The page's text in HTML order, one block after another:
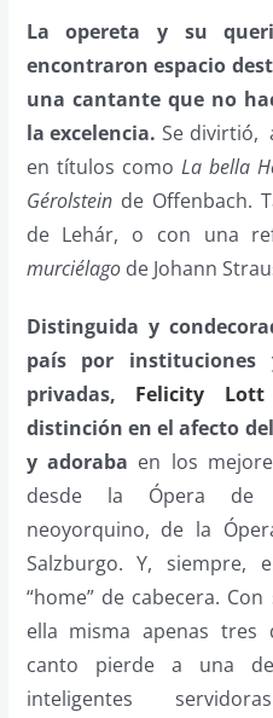
La opereta y su
encontraron espacio
una cantante que no
la excelencia. Se divirtió,
en títulos como La bella
Gérolsteinde Offenbach.
de Lehár, o con una
murciélagode Johann
Distinguida y
país por instituciones
privadas, Felicity Lott
distinción en el afecto
y adoraba en los
desde la Ópera de
neoyorquino, de la
Salzburgo. Y, siempre,
“home” de cabecera.
ella misma apenas tres
canto pierde a una
inteligentes